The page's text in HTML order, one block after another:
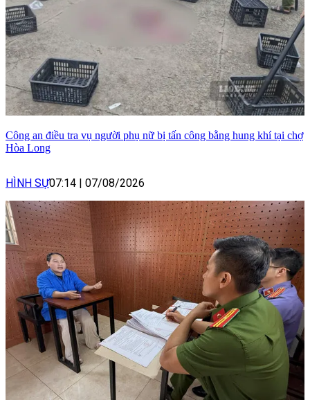
Công an điều tra vụ người phụ nữ bị tấn công bằng hung khí tại chợ
Hòa Long
HÌNH SỰ07:14 07/08/2026